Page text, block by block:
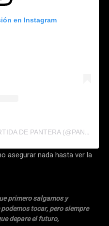
en Instagram
UNA PUBLICACIÓN COMPARTIDA DE PANTERA (@PANTERAOFFICIAL)
asegurar nada hasta ver la
primero salgamos y
tocar, pero siempre
depare el futuro,